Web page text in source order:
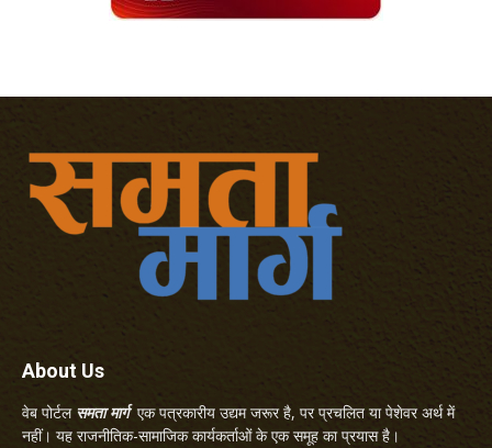
About Us
वेब पोर्टल समता मार्गएक पत्रकारीय उद्यम जरूर है, पर प्रचलित या पेशेवर अर्थ में
नहीं। यह राजनीतिक-सामाजिक कार्यकर्ताओं के एक समूह का प्रयास है।